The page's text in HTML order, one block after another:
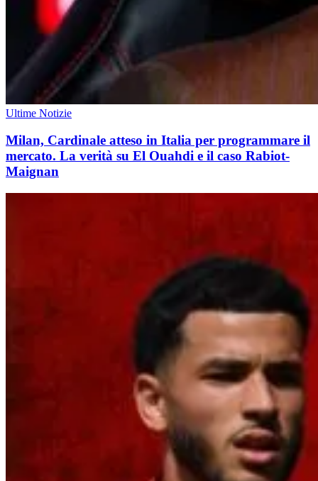
Ultime Notizie
Milan, Cardinale atteso in Italia per programmare il
mercato. La verità su El Ouahdi e il caso Rabiot-
Maignan